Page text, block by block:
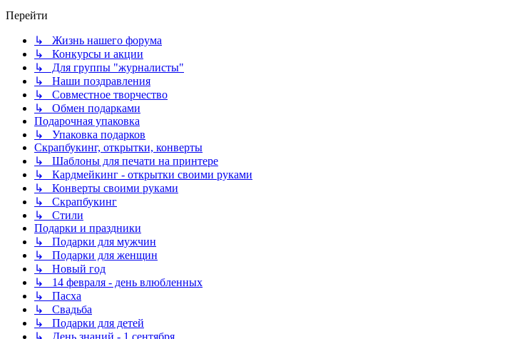
Перейти
↳ Жизнь нашего форума
↳ Конкурсы и акции
↳ Для группы "журналисты"
↳ Наши поздравления
↳ Совместное творчество
↳ Обмен подарками
Подарочная упаковка
↳ Упаковка подарков
Скрапбукинг, открытки, конверты
↳ Шаблоны для печати на принтере
↳ Кардмейкинг - открытки своими руками
↳ Конверты своими руками
↳ Скрапбукинг
↳ Стили
Подарки и праздники
↳ Подарки для мужчин
↳ Подарки для женщин
↳ Новый год
↳ 14 февраля - день влюбленных
↳ Пасха
↳ Свадьба
↳ Подарки для детей